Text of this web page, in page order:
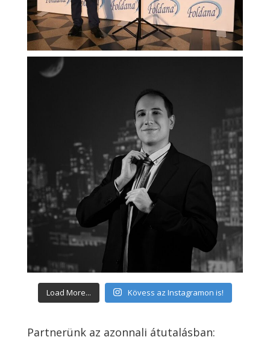
Load More... Kövess az Instagramon is!
Partnerünk az azonnali átutalásban: